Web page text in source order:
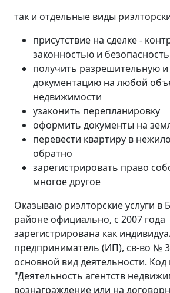
так и отдельные виды
присутствие на сделке -
законностью и
получить разрешительную и
документацию на любой
недвижимости
узаконить перепланировку
оформить документы на
перевести квартиру в
обратно
зарегистрировать право
многое другое
Оказываю риэлторские услуги в
районе официально, с 2007 года
зарегистрирована как
предприниматель (ИП), св-во №
основной вид деятельности.
"Деятельность агентств
вознаграждение или на